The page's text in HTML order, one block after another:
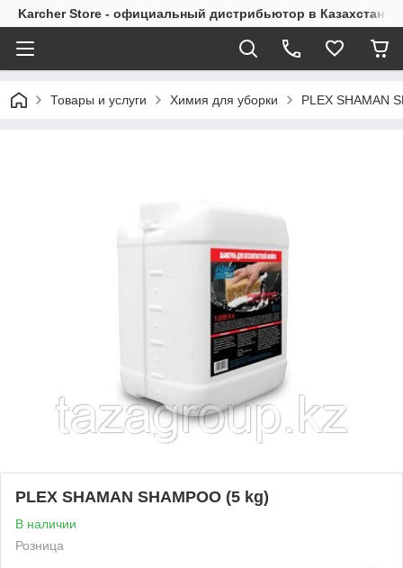
Karcher Store - официальный дистрибьютор в Казахстане
Товары и услуги Химия для уборки PLEX SHAMAN
PLEX SHAMAN SHAMPOO (5 kg)
В наличии
Розница